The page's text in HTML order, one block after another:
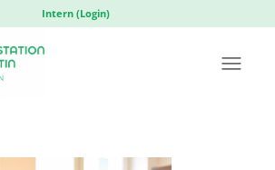
Intern (Login)